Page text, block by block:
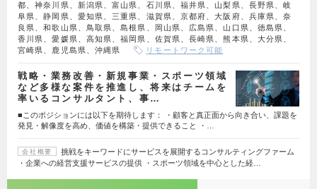
都、神奈川県、新潟県、富山県、石川県、福井県、山梨県、長野県、岐
阜県、静岡県、愛知県、三重県、滋賀県、京都府、大阪府、兵庫県、奈
良県、和歌山県、鳥取県、島根県、岡山県、広島県、山口県、徳島県、
香川県、愛媛県、高知県、福岡県、佐賀県、長崎県、熊本県、大分県、
宮崎県、鹿児島県、沖縄県
リモートワーク可能
戦略・業務改善・新規事業・スポーツ領域
など多様な案件を推進し、将来はチームを
率いるコンサルタント、事…
■このポジションには以下を期待します： ・顧客と真正面から向き合い、課題を
発見・解像度を高め、価値を構築・提供できること ・…
会社概要
挑戦をキーワードにサービスを展開するコンサルティングファーム
・企業への経営支援サービスの提供 ・スポーツ領域を中心とした経…